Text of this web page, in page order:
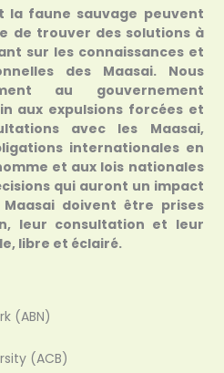
la faune sauvage peuvent
de trouver des solutions à
sur les connaissances et
des Maasai. Nous
au gouvernement
aux expulsions forcées et
avec les Maasai,
internationales en
et aux lois nationales
qui auront un impact
doivent être prises
leur consultation et leur
libre et éclairé.
(ABN)
(ACB)